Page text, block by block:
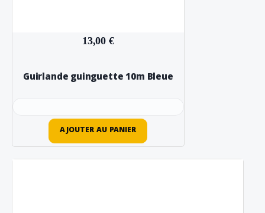
13,00 €
Guirlande guinguette 10m Bleue
AJOUTER AU PANIER